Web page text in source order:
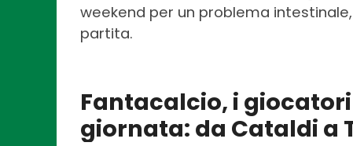
weekend per un problema
partita.
Fantacalcio, i
giornata: da Cataldi a